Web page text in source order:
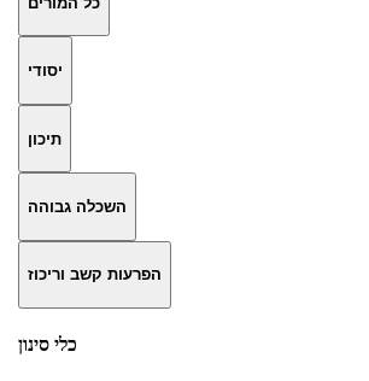
יסודי
תיכון
השכלה גבוהה
הפרעות קשב וריכוז
כלי סינון